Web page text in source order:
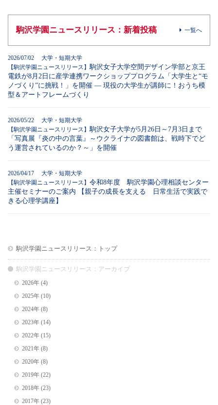
駒沢学園ニュースリリース：新着投稿 一覧へ
2026/07/02 大学・短期大学
【駒沢学園ニュースリリース】駒沢女子大学空間デザイン学部と京王
電鉄が8月2日に産学連携ワークショッププログラム「大学生と“モ
ノづくり”に挑戦！」を開催 ― 現役の大学生が講師に！おうち模
型＆アートフレームづくり
2026/05/22 大学・短期大学
【駒沢学園ニュースリリース】駒沢女子大学が5月26日～7月3日まで
「写真展『炎の中の言葉』～ウクライナの図書館は、戦時下でど
う運営されているのか？～」を開催
2026/04/17 大学・短期大学
【駒沢学園ニュースリリース】 令和8年度 駒沢学園心理相談センター
主催セミナーのご案内 【親子の成長を支える 日常生活で実践で
きる心理学講座】
駒沢学園ニュースリリース：トップ
駒沢学園ニュースリリース：アーカイブ
2026年(4)
2025年(10)
2024年(8)
2023年(14)
2022年(15)
2021年(8)
2020年(8)
2019年(22)
2018年(23)
2017年(23)